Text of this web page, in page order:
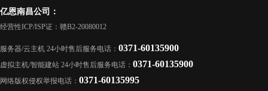
亿恩南昌公司：
经营性ICP/ISP证：赣B2-20080012
服务器/云主机 24小时售后服务电话： 0371-60135900
虚拟主机/智能建站 24小时售后服务电话： 0371-60135900
网络版权侵权举报电话： 0371-60135995